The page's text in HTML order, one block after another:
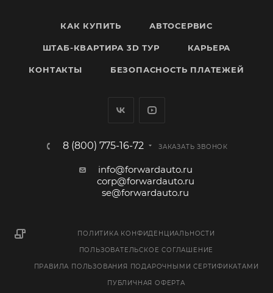
КАК КУПИТЬ АВТОСЕРВИС
ШТАБ-КВАРТИРА 3D ТУР КАРЬЕРА
КОНТАКТЫ БЕЗОПАСНОСТЬ ПЛАТЕЖЕЙ
8 (800) 775-16-72 ЗАКАЗАТЬ ЗВОНОК
info@forwardauto.ru
corp@forwardauto.ru
se@forwardauto.ru
ПОЛИТИКА КОНФИДЕНЦИАЛЬНОСТИ
ПОЛЬЗОВАТЕЛЬСКОЕ СОГЛАШЕНИЕ
ПРАВИЛА ПОЛЬЗОВАНИЯ ПОДАРОЧНЫМИ СЕРТИФИКАТАМИ
ПУБЛИЧНАЯ ОФЕРТА